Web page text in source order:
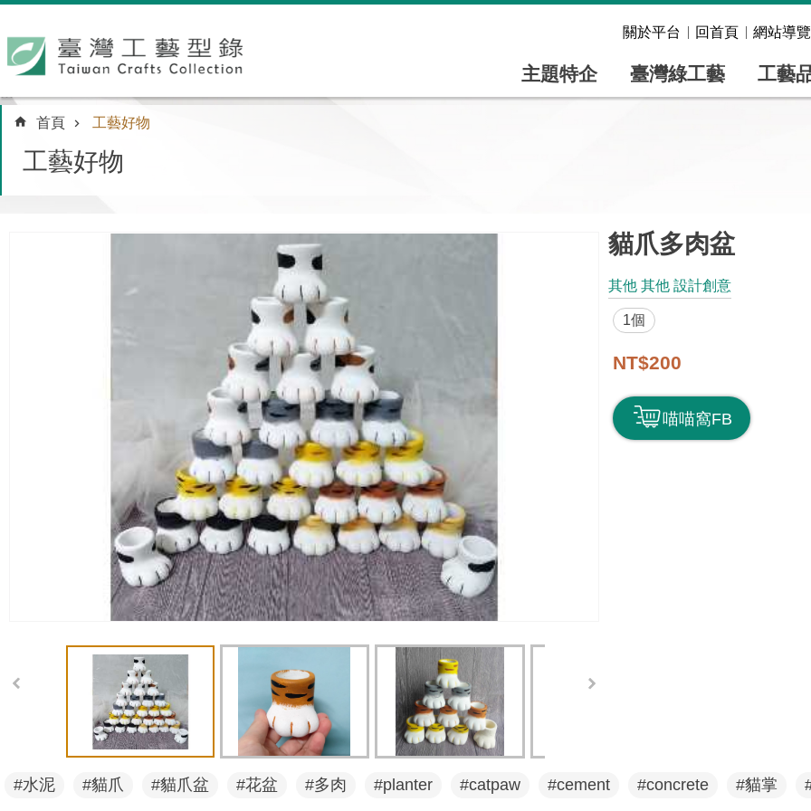
關於平台 回首頁 網站導覽
主題特企 臺灣綠工藝 工藝
:::
首頁 工藝好物
工藝好物
貓爪多肉盆
其他 其他 設計創意
1個
NT$200
喵喵窩FB
#水泥 #貓爪 #貓爪盆 #花盆 #多肉 #planter #catpaw #cement #concrete #貓掌